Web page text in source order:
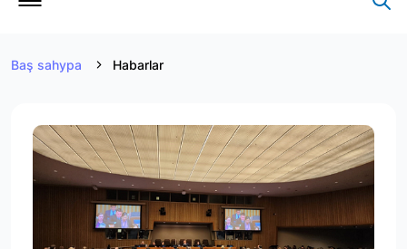
Baş sahypa Habarlar